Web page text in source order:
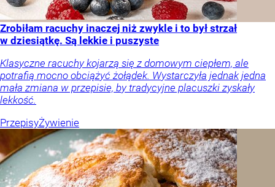
Zrobiłam racuchy inaczej niż zwykle i to był strzał
w dziesiątkę. Są lekkie i puszyste
Klasyczne racuchy kojarzą się z domowym ciepłem, ale
potrafią mocno obciążyć żołądek. Wystarczyła jednak jedna
mała zmiana w przepisie, by tradycyjne placuszki zyskały
lekkość.
PrzepisyŻywienie